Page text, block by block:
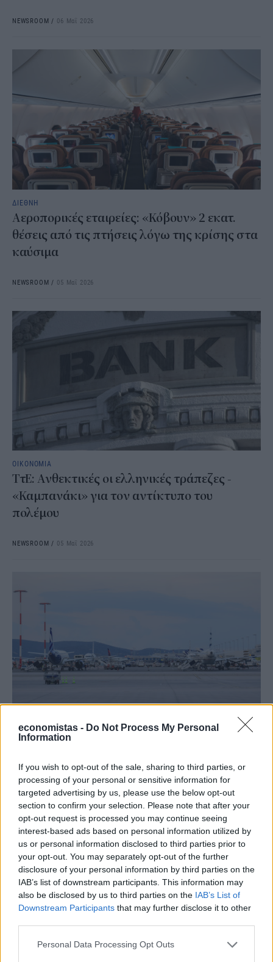
economistas - Do Not Process My Personal
Information
If you wish to opt-out of the sale, sharing to third parties, or
processing of your personal or sensitive information for
targeted advertising by us, please use the below opt-out
section to confirm your selection. Please note that after your
opt-out request is processed you may continue seeing
interest-based ads based on personal information utilized by
us or personal information disclosed to third parties prior to
your opt-out. You may separately opt-out of the further
disclosure of your personal information by third parties on the
IAB’s list of downstream participants. This information may
also be disclosed by us to third parties on the IAB’s List of
Downstream Participants that may further disclose it to other
Personal Data Processing Opt Outs
NEWSROOM / 06 Μαΐ 2026
ΔΙΕΘΝΗ
Αεροπορικές εταιρείες: «Κόβουν» 2 εκατ.
θέσεις από τις πτήσεις λόγω της κρίσης στα
καύσιμα
NEWSROOM / 05 Μαΐ 2026
ΟΙΚΟΝΟΜΙΑ
ΤτΕ: Ανθεκτικές οι ελληνικές τράπεζες -
«Καμπανάκι» για τον αντίκτυπο του
πολέμου
NEWSROOM / 05 Μαΐ 2026
ΟΙΚΟΝΟΜΙΑ
Αεροπορικές σε κρίση: Ακριβότερα καύσιμα,
στις εταιρείες
NEWSROOM/ 04 Μαΐ 2026